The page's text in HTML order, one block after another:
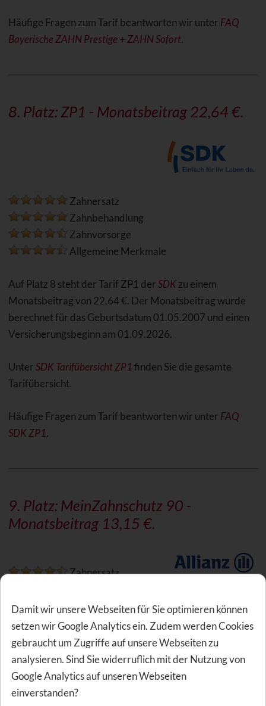
Häufige Fragen zum Tarif beantworten wir unter FAQ
Bayerische ZAHN Prestige + ZAHN Sofort.
8. Platz: ZP1 - Monatsbeitrag 22,64 €.
Zahnersatz
Zahnbehandlung
Zahnvorsorge
Allgemeine Merkmale
Auf Platz 8 steht der Tarif ZP1 derSDKzu einem
Monatsbeitrag von 22,64 €. Der Monatsbeitrag wurde
berechnet für das Geburtsdatum 01.05.2007 und einen
Versicherungsbeginn am 01.09.2026.
UnterSDK Tarifübersicht ZP1finden Sie die gesamte
Tarifübersicht.
Häufige Fragen zum Tarif beantworten wir unter FAQ
SDK ZP1.
9. Platz: MeinZahnschutz 90 -
Monatsbeitrag 13,15 €.
Zahnersatz
Zahnvorsorge
Allgemeine Merkmale
Auf Platz 9 steht der Tarif MeinZahnschutz 90 der Allianz
zu einem Monatsbeitrag von 13,15 €. Der Monatsbeitrag
wurde berechnet für das Geburtsdatum 01.05.2007 und
Damit wir unsere Webseiten für Sie optimieren können
setzen wir Google Analytics ein. Zudem werden Cookies
gebraucht um Zugriffe auf unsere Webseiten zu
analysieren. Sind Sie widerruflich mit der Nutzung von
Google Analytics auf unseren Webseiten
einverstanden?